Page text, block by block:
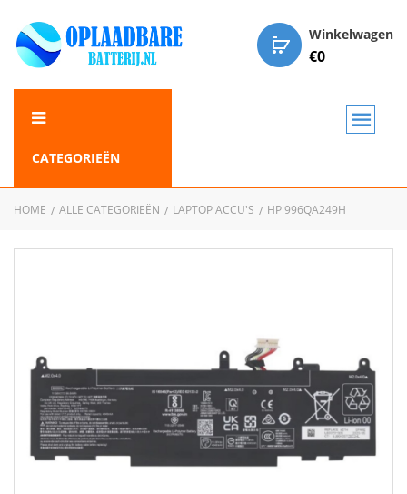
Winkelwagen
€0
CATEGORIEËN
HOME ALLE CATEGORIEËN LAPTOP ACCU'S HP 996QA249H